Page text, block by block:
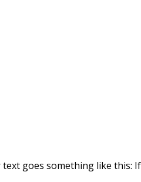
goes something like this: